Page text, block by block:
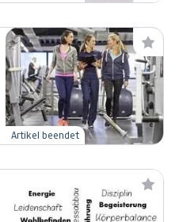
Artikel beendet